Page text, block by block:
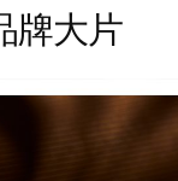
牌大片